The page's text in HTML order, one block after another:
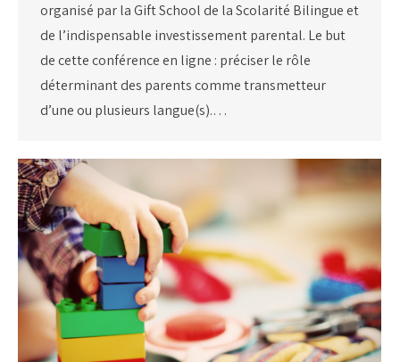
organisé par la Gift School de la Scolarité Bilingue et
de l’indispensable investissement parental. Le but
de cette conférence en ligne : préciser le rôle
déterminant des parents comme transmetteur
d’une ou plusieurs langue(s).…